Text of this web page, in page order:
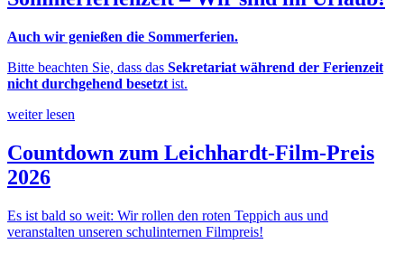
Auch wir genießen die Sommerferien.
Bitte beachten Sie, dass das Sekretariat während der Ferienzeit
nicht durchgehend besetzt ist.
weiter lesen
Countdown zum Leichhardt-Film-Preis
2026
Es ist bald so weit: Wir rollen den roten Teppich aus und
veranstalten unseren schulinternen Filmpreis!